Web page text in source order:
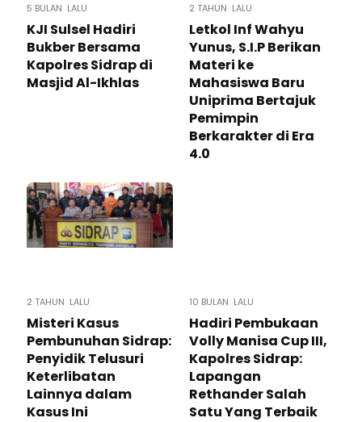
5 BULAN LALU
KJI Sulsel Hadiri
Bukber Bersama
Kapolres Sidrap di
Masjid Al-Ikhlas
2 TAHUN LALU
Letkol Inf Wahyu
Yunus, S.I.P Berikan
Materi ke
Mahasiswa Baru
Uniprima Bertajuk
Pemimpin
Berkarakter di Era
4.0
2 TAHUN LALU
Misteri Kasus
Pembunuhan Sidrap:
Penyidik Telusuri
Keterlibatan
Lainnya dalam
Kasus Ini
10 BULAN LALU
Hadiri Pembukaan
Volly Manisa Cup III,
Kapolres Sidrap:
Lapangan
Rethander Salah
Satu Yang Terbaik